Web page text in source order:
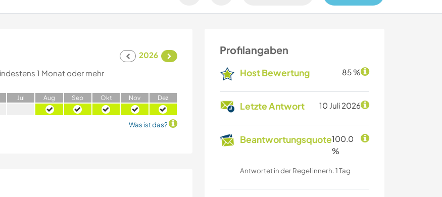
Profilangaben
Host Bewertung 85 %
Letzte Antwort 10 Juli 2026
Beantwortungsquote100.0
%
Antwortet in der Regel innerh. 1 Tag
2026
1 Monat oder mehr
Jul Aug Sep Okt Nov Dez
Was ist das?